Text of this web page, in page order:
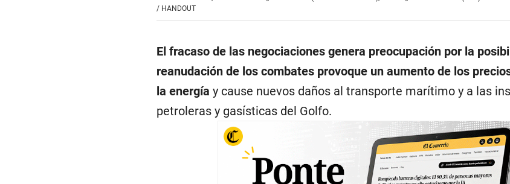
/ HANDOUT
El fracaso de las negociaciones genera preocupación por la
reanudación de los combates provoque un aumento de los
la energía y cause nuevos daños al transporte marítimo y a las
petroleras y gasísticas del Golfo.